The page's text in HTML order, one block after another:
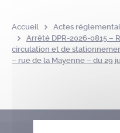
Accueil
Actes
Arrêté DPR-2026-0815 –
circulation et de
– rue de la Mayenne – du 29